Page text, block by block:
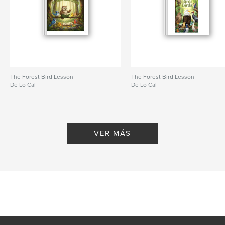
The Forest Bird Lesson
De Lo Cal
The Forest Bird Lesson
De Lo Cal
VER MÁS